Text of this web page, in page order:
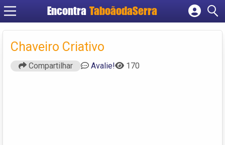
Encontra TaboãodaSerra
Cadastrar empresa
Criar conta
Chaveiro Criativo
Compartilhar Avalie! 170